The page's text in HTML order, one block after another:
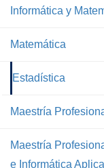
Informática y
Matemática
Estadística
Maestría
Maestría
e Informática